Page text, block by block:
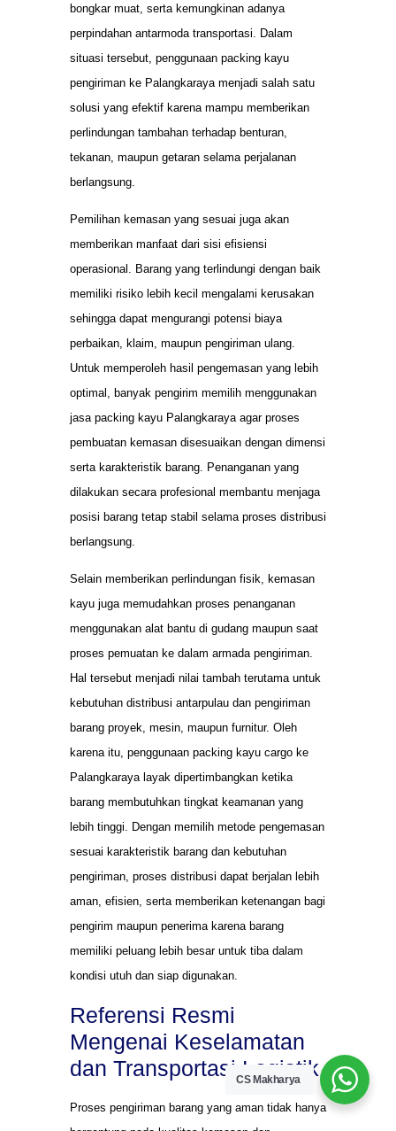
bongkar muat, serta kemungkinan adanya
perpindahan antarmoda transportasi. Dalam
situasi tersebut, penggunaan packing kayu
pengiriman ke Palangkaraya menjadi salah satu
solusi yang efektif karena mampu memberikan
perlindungan tambahan terhadap benturan,
tekanan, maupun getaran selama perjalanan
berlangsung.
Pemilihan kemasan yang sesuai juga akan
memberikan manfaat dari sisi efisiensi
operasional. Barang yang terlindungi dengan baik
memiliki risiko lebih kecil mengalami kerusakan
sehingga dapat mengurangi potensi biaya
perbaikan, klaim, maupun pengiriman ulang.
Untuk memperoleh hasil pengemasan yang lebih
optimal, banyak pengirim memilih menggunakan
jasa packing kayu Palangkaraya agar proses
pembuatan kemasan disesuaikan dengan dimensi
serta karakteristik barang. Penanganan yang
dilakukan secara profesional membantu menjaga
posisi barang tetap stabil selama proses distribusi
berlangsung.
Selain memberikan perlindungan fisik, kemasan
kayu juga memudahkan proses penanganan
menggunakan alat bantu di gudang maupun saat
proses pemuatan ke dalam armada pengiriman.
Hal tersebut menjadi nilai tambah terutama untuk
kebutuhan distribusi antarpulau dan pengiriman
barang proyek, mesin, maupun furnitur. Oleh
karena itu, penggunaan packing kayu cargo ke
Palangkaraya layak dipertimbangkan ketika
barang membutuhkan tingkat keamanan yang
lebih tinggi. Dengan memilih metode pengemasan
sesuai karakteristik barang dan kebutuhan
pengiriman, proses distribusi dapat berjalan lebih
aman, efisien, serta memberikan ketenangan bagi
pengirim maupun penerima karena barang
memiliki peluang lebih besar untuk tiba dalam
kondisi utuh dan siap digunakan.
Referensi Resmi
Mengenai Keselamatan
dan Transportasi Logistik
Proses pengiriman barang yang aman tidak hanya
CS Makharya